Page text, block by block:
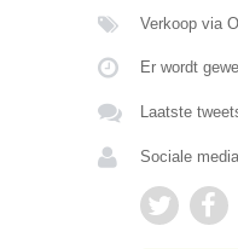
Verkoop via
Er wordt
Laatste
Sociale